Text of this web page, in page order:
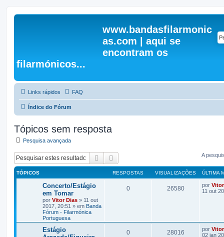
www.bandasfilarmonic
as.com | aqui se
encontram os
filarmónicos...
Links rápidos FAQ
Índice do Fórum
Tópicos sem resposta
Pesquisa avançada
Pesquisar A
TÓPICOS RESPOSTAS VISUALIZAÇÕES ÚLTIMA
Concerto/Estágio
em Tomar
por Vitor Dias » 11 out
2017, 20:51 » em Banda
Fórum - Filarmónica
Portuguesa
0 26580 por
11 out
Estágio
0 28016 por
02 jan